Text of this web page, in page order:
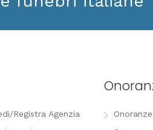
Registra Agenzia